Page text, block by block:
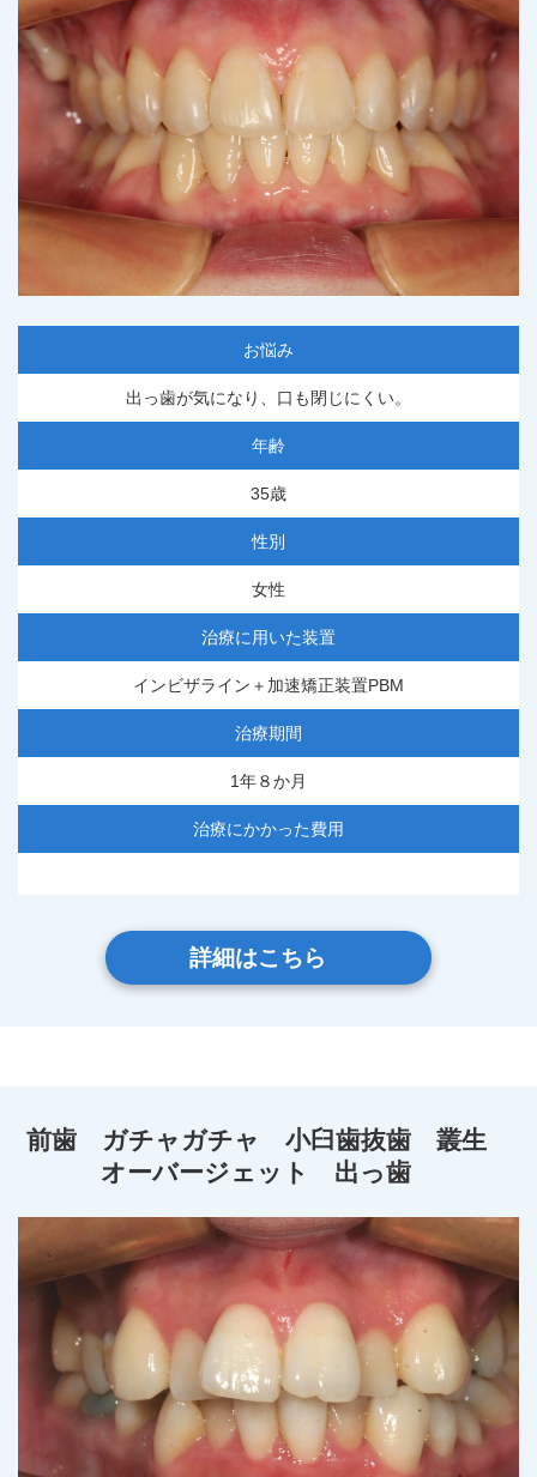
お悩み
出っ歯が気になり、口も閉じにくい。
年齢
35歳
性別
女性
治療に用いた装置
インビザライン＋加速矯正装置PBM
治療期間
1年８か月
治療にかかった費用
詳細はこちら
前歯 ガチャガチャ 小臼歯抜歯 叢生
オーバージェット 出っ歯